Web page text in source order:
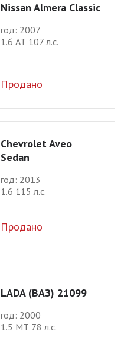
Nissan Almera Classic
год: 2007
1.6 АТ 107 л.с.
Продано
Chevrolet Aveo
Sedan
год: 2013
1.6 115 л.с.
Продано
LADA (ВАЗ) 21099
год: 2000
1.5 МТ 78 л.с.